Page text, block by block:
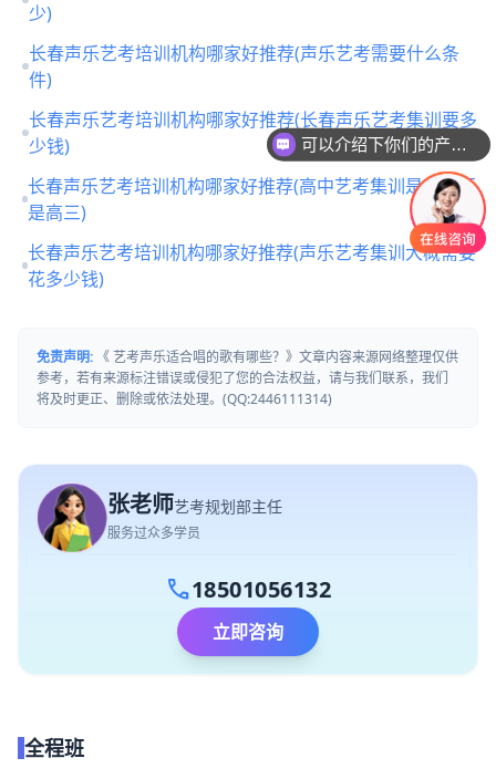
少)
长春声乐艺考培训机构哪家好推荐(声乐艺考需要什么条
件)
长春声乐艺考培训机构哪家好推荐(长春声乐艺考集训要多
少钱)
长春声乐艺考培训机构哪家好推荐(高中艺考集训是高二还
是高三)
长春声乐艺考培训机构哪家好推荐(声乐艺考集训大概需要
花多少钱)
免责声明: 《 艺考声乐适合唱的歌有哪些？》文章内容来源网络整理仅供
参考，若有来源标注错误或侵犯了您的合法权益，请与我们联系，我们
将及时更正、删除或依法处理。(QQ:2446111314)
张老师艺考规划部主任
服务过众多学员
call18501056132
立即咨询
全程班
可以介绍下你们的产品么
你们是怎么收费的呢